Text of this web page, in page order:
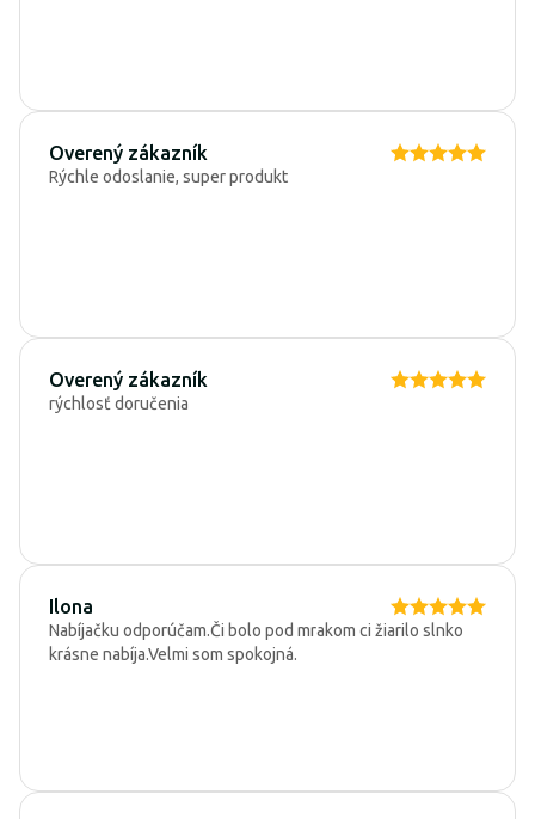
Overený zákazník
Rýchle odoslanie, super produkt
Overený zákazník
rýchlosť doručenia
Ilona
Nabíjačku odporúčam.Či bolo pod mrakom ci žiarilo slnko
krásne nabíja.Velmi som spokojná.